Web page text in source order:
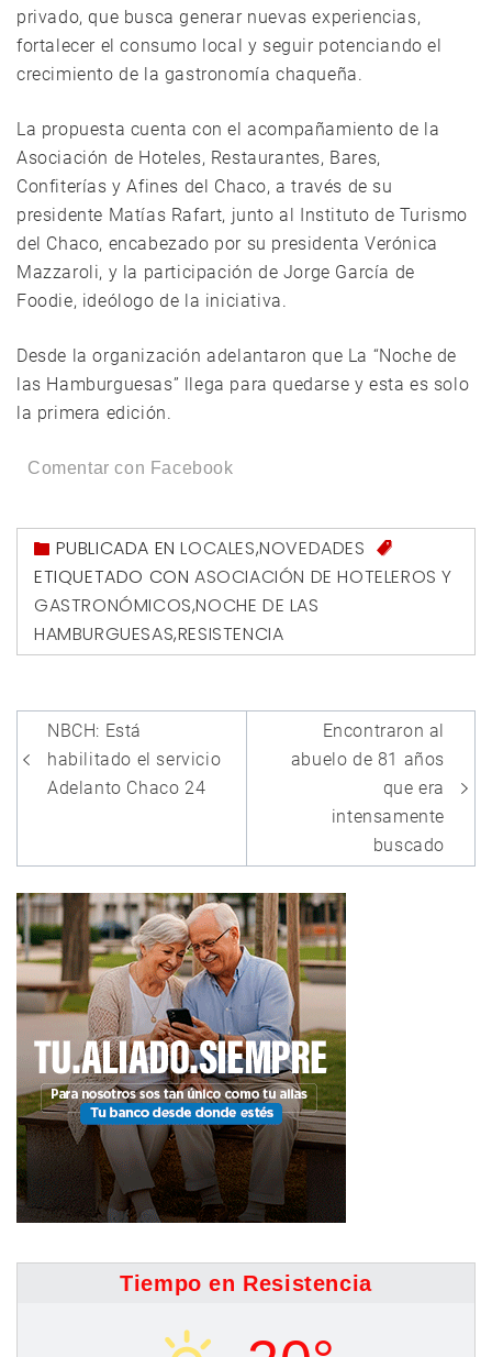
privado, que busca generar nuevas experiencias,
fortalecer el consumo local y seguir potenciando el
crecimiento de la gastronomía chaqueña.
La propuesta cuenta con el acompañamiento de la
Asociación de Hoteles, Restaurantes, Bares,
Confiterías y Afines del Chaco, a través de su
presidente Matías Rafart, junto al Instituto de Turismo
del Chaco, encabezado por su presidenta Verónica
Mazzaroli, y la participación de Jorge García de
Foodie, ideólogo de la iniciativa.
Desde la organización adelantaron que La “Noche de
las Hamburguesas” llega para quedarse y esta es solo
la primera edición.
Comentar con Facebook
PUBLICADA ENLOCALES,NOVEDADES
ETIQUETADO CON ASOCIACIÓN DE HOTELEROS Y
GASTRONÓMICOS,NOCHE DE LAS
HAMBURGUESAS,RESISTENCIA
Navegación
de
entradas
NBCH: Está
habilitado el servicio
Adelanto Chaco 24
Encontraron al
abuelo de 81 años
que era
intensamente
buscado
Tiempo en Resistencia